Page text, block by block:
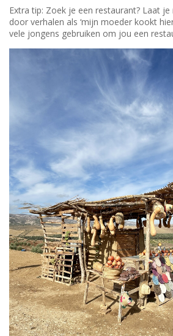
Extra tip: Zoek je een restaurant? Laat
door verhalen als ‘mijn moeder kookt
vele jongens gebruiken om jou een